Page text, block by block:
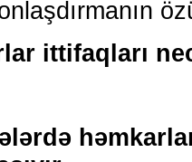
ittifaqları